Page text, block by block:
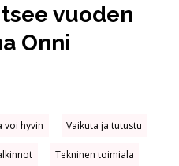
vuoden
Onni
voi hyvin Vaikuta ja tutustu
Tekninen toimiala